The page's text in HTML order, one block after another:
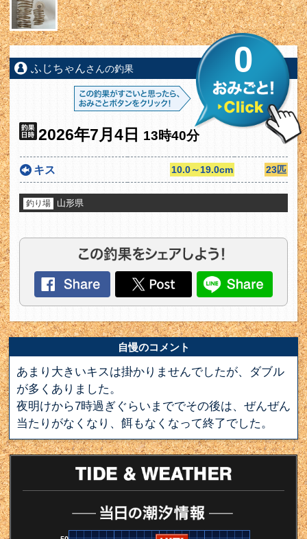
ふじちゃんさんの釣果 0
2026年7月4日 13時40分
キス 10.0～19.0cm 23匹
釣り場 山形県
自慢のコメント
あまり大きいキスは掛かりませんでしたが、ダブル
が多くありました。
夜明けから7時過ぎぐらいまででその後は、ぜんぜん
当たりがなくなり、餌もなくなって終了でした。